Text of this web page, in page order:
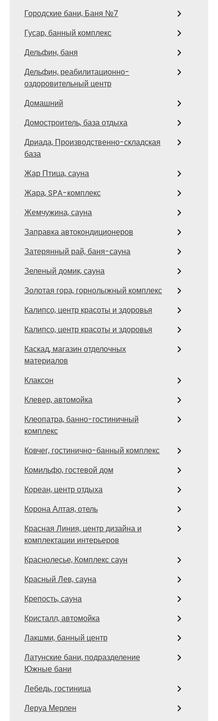
Городские бани, Баня №7
Гусар, банный комплекс
Дельфин, баня
Дельфин, реабилитационно-
оздоровительный центр
Домашний
Домостроитель, база отдыха
Дриада, Производственно-складская
база
Жар Птица, сауна
Жара, SPA-комплекс
Жемчужина, сауна
Заправка автокондиционеров
Затерянный рай, баня-сауна
Зеленый домик, сауна
Золотая гора, горнолыжный комплекс
Калипсо, центр красоты и здоровья
Калипсо, центр красоты и здоровья
Каскад, магазин отделочных
материалов
Клаксон
Клевер, автомойка
Клеопатра, банно-гостиничный
комплекс
Ковчег, гостинично-банный комплекс
Комильфо, гостевой дом
Кореан, центр отдыха
Корона Алтая, отель
Красная Линия, центр дизайна и
комплектации интерьеров
Краснолесье, Комплекс саун
Красный Лев, сауна
Крепость, сауна
Кристалл, автомойка
Лакшми, банный центр
Латунские бани, подразделение
Южные бани
Лебедь, гостиница
Леруа Мерлен